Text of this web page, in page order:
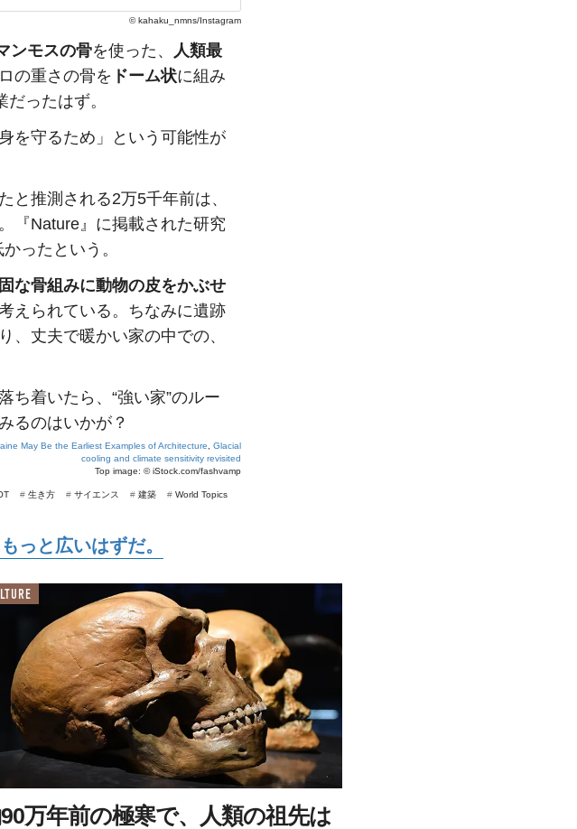
©kahaku_nmns/Instagram
ンモスの骨を使った、 人類最
の重さの骨を ドーム状に組み
ったはず。
を守るため」という可能性が
と推測される2万5千年前は、
『Nature』に掲載された研究
ったという。
な骨組みに動物の皮をかぶせ
えられている。ちなみに遺跡
、丈夫で暖かい家の中での、
ち着いたら、“強い家”のルー
るのはいかが？
May Be the Earliest Examples of Architecture
Glacial
cooling and climate sensitivity revisited
Top image: ©iStock.com/fashvamp
# World Topics
# 建築
# サイエンス
# 生き方
と広いはずだ。
万年前の極寒で、人類の祖先は